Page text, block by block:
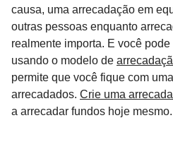
causa, uma arrecadação em
outras pessoas enquanto
realmente importa. E você
usando o modelo de
permite que você fique com
arrecadados. Crie uma
a arrecadar fundos hoje mesmo.